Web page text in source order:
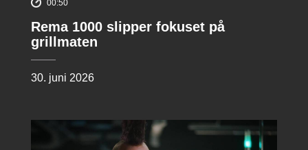
00:50
Rema 1000 slipper fokuset på
grillmaten
30. juni 2026